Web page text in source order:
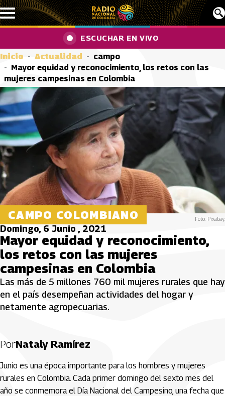
Pasar al contenido principal
ESCUCHAR EN VIVO
Inicio Actualidad
campo
Mayor equidad y reconocimiento, los retos con las
mujeres campesinas en Colombia
CAMPO COLOMBIANO Foto: Pixabay.
Domingo, 6 Junio , 2021
Mayor equidad y reconocimiento,
los retos con las mujeres
campesinas en Colombia
Las más de 5 millones 760 mil mujeres rurales que hay
en el país desempeñan actividades del hogar y
netamente agropecuarias.
PorNataly Ramírez
Junio es una época importante para los hombres y mujeres
rurales en Colombia. Cada primer domingo del sexto mes del
año se conmemora el Día Nacional del Campesino, una fecha que